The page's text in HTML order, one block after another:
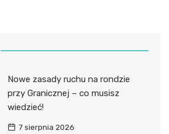
Nowe zasady ruchu na rondzie
przy Granicznej – co musisz
wiedzieć!
7 sierpnia 2026